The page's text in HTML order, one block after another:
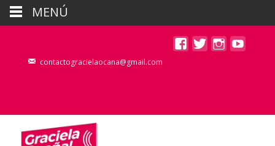
contactogracielaocana@gmail.com
MENÚ